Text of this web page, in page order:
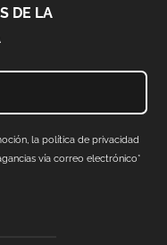
DE LA
la política de privacidad
vía correo electrónico*